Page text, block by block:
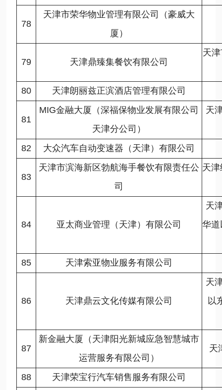
78
天津市荣华物业管理有限公司（豪威大
厦）
79 天津鼎臻集餐饮有限公司
天
80 天津朗丽兹正滨酒店管理有限公司
81
MIG金融大厦（深福保物业发展有限公司
天津分公司）
天
82 大众汽车自动变速器（天津）有限公司
83
天津市滨海新区勃航海手餐饮有限责任公
司
天
84 亚太商业管理（天津）有限公司
天
华
85 天津索亚物业服务有限公司
86 天津鼎云文化传媒有限公司
天
以
87
新金融大厦（天津阳光新城应急智慧城市
运营服务有限公司）
天
88
天津荣宝行汽车销售服务有限公司